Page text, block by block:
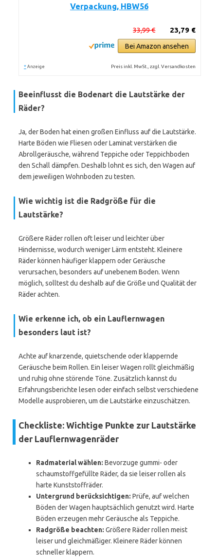
Verpackung, HBW56
23,79 €
33,99 €
Bei Amazon ansehen
* Anzeige Preis inkl. MwSt., zzgl. Versandkosten
Beeinflusst die Bodenart die Lautstärke der
Räder?
Ja, der Boden hat einen großen Einfluss auf die Lautstärke.
Harte Böden wie Fliesen oder Laminat verstärken die
Abrollgeräusche, während Teppiche oder Teppichboden
den Schall dämpfen. Deshalb lohnt es sich, den Wagen auf
dem jeweiligen Wohnboden zu testen.
Wie wichtig ist die Radgröße für die
Lautstärke?
Größere Räder rollen oft leiser und leichter über
Hindernisse, wodurch weniger Lärm entsteht. Kleinere
Räder können häufiger klappern oder Geräusche
verursachen, besonders auf unebenem Boden. Wenn
möglich, solltest du deshalb auf die Größe und Qualität der
Räder achten.
Wie erkenne ich, ob ein Lauflernwagen
besonders laut ist?
Achte auf knarzende, quietschende oder klappernde
Geräusche beim Rollen. Ein leiser Wagen rollt gleichmäßig
und ruhig ohne störende Töne. Zusätzlich kannst du
Erfahrungsberichte lesen oder einfach selbst verschiedene
Modelle ausprobieren, um die Lautstärke einzuschätzen.
Checkliste: Wichtige Punkte zur Lautstärke
der Lauflernwagenräder
Radmaterial wählen: Bevorzuge gummi- oder
schaumstoffgefüllte Räder, da sie leiser rollen als
harte Kunststoffräder.
Untergrund berücksichtigen: Prüfe, auf welchen
Böden der Wagen hauptsächlich genutzt wird. Harte
Böden erzeugen mehr Geräusche als Teppiche.
Radgröße beachten: Größere Räder rollen meist
leiser und gleichmäßiger. Kleinere Räder können
schneller klappern.